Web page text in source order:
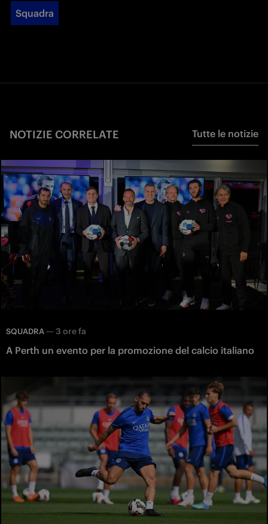
Squadra
NOTIZIE CORRELATE Tutte le notizie
SQUADRA — 3 ore fa
A Perth un evento per la promozione del calcio italiano